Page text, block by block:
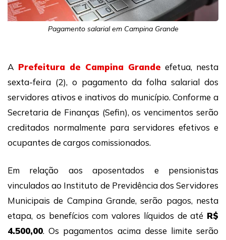
Pagamento salarial em Campina Grande
A Prefeitura de Campina Grande efetua, nesta
sexta-feira (2), o pagamento da folha salarial dos
servidores ativos e inativos do município. Conforme a
Secretaria de Finanças (Sefin), os vencimentos serão
creditados normalmente para servidores efetivos e
ocupantes de cargos comissionados.
Em relação aos aposentados e pensionistas
vinculados ao Instituto de Previdência dos Servidores
Municipais de Campina Grande, serão pagos, nesta
etapa, os benefícios com valores líquidos de até R$
4.500,00. Os pagamentos acima desse limite serão